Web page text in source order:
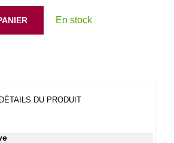
En stock
DÉTAILS DU PRODUIT